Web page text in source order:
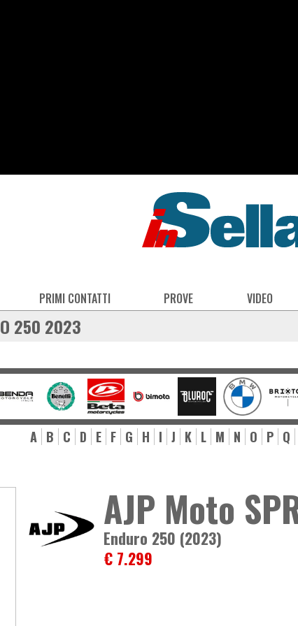
PRIMI CONTATTI PROVE VIDEO
250 2023
A B C D E F G H I J K L M N O P Q
AJP Moto
Enduro 250 (2023)
€ 7.299